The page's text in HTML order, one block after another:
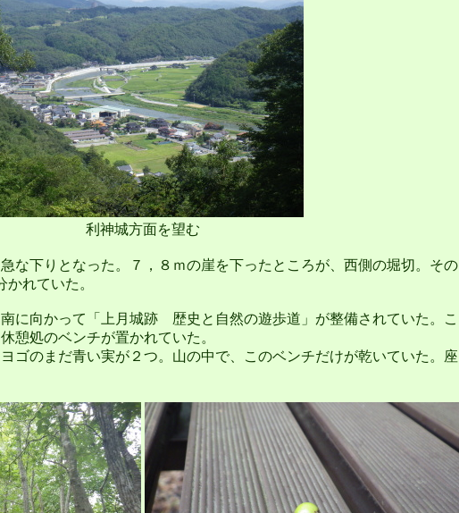
利神城方面を望む
な下りとなった。７，８ｍの崖を下ったところが、西側の堀切。その
れていた。
に向かって「上月城跡 歴史と自然の遊歩道」が整備されていた。こ
憩処のベンチが置かれていた。
ゴのまだ青い実が２つ。山の中で、このベンチだけが乾いていた。座